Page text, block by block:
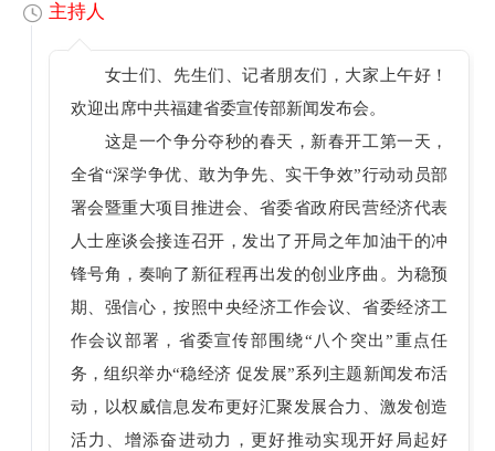
主持人
女士们、先生们、记者朋友们，大家上午好！
欢迎出席中共福建省委宣传部新闻发布会。
这是一个争分夺秒的春天，新春开工第一天，
全省“深学争优、敢为争先、实干争效”行动动员部
署会暨重大项目推进会、省委省政府民营经济代表
人士座谈会接连召开，发出了开局之年加油干的冲
锋号角，奏响了新征程再出发的创业序曲。为稳预
期、强信心，按照中央经济工作会议、省委经济工
作会议部署，省委宣传部围绕“八个突出”重点任
务，组织举办“稳经济 促发展”系列主题新闻发布活
动，以权威信息发布更好汇聚发展合力、激发创造
活力、增添奋进动力，更好推动实现开好局起好